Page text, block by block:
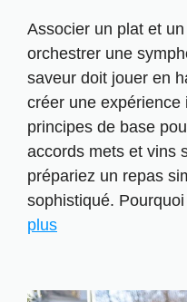
Associer un plat et
orchestrer une
saveur doit jouer en
créer une
principes de base
accords mets et vins
prépariez un repas
sophistiqué.
plus